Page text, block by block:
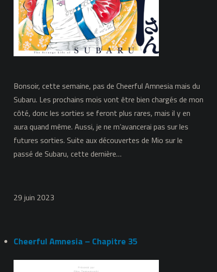
Bonsoir, cette semaine, pas de Cheerful Amnesia mais du
Subaru. Les prochains mois vont être bien chargés de mon
côté, donc les sorties se feront plus rares, mais il y en
aura quand même. Aussi, je ne m’avancerai pas sur les
futures sorties. Suite aux découvertes de Mio sur le
passé de Subaru, cette dernière…
29 juin 2023
Cheerful Amnesia – Chapitre 35